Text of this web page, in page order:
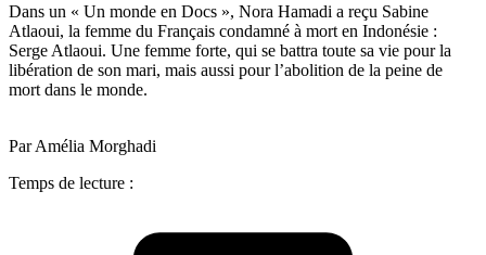
Dans un « Un monde en Docs », Nora Hamadi a reçu Sabine
Atlaoui, la femme du Français condamné à mort en Indonésie :
Serge Atlaoui. Une femme forte, qui se battra toute sa vie pour la
libération de son mari, mais aussi pour l’abolition de la peine de
mort dans le monde.
Par Amélia Morghadi
Temps de lecture :